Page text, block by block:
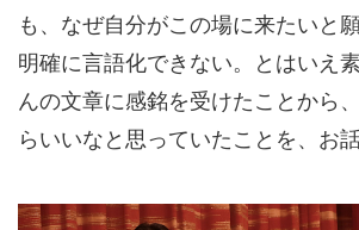
も、なぜ自分がこの場に来たいと
明確に言語化できない。とはいえ
んの文章に感銘を受けたことから
らいいなと思っていたことを、お